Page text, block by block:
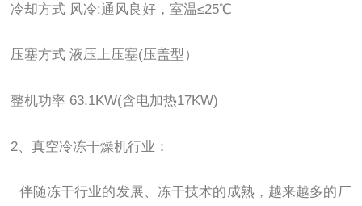
冷却方式 风冷:通风良好，室温≤25℃
压塞方式 液压上压塞(压盖型）
整机功率 63.1KW(含电加热17KW)
2、真空冷冻干燥机行业：
伴随冻干行业的发展、冻干技术的成熟，越来越多的厂